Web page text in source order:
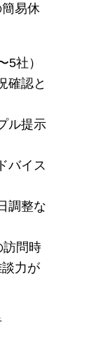
易休
社）
確認と
ル提示
バイス
調整な
問時
力が